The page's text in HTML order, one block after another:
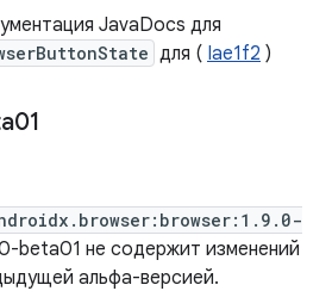
JavaDocs для
для ( Iae1f2 )
beta01 не содержит изменений
альфа-версией.